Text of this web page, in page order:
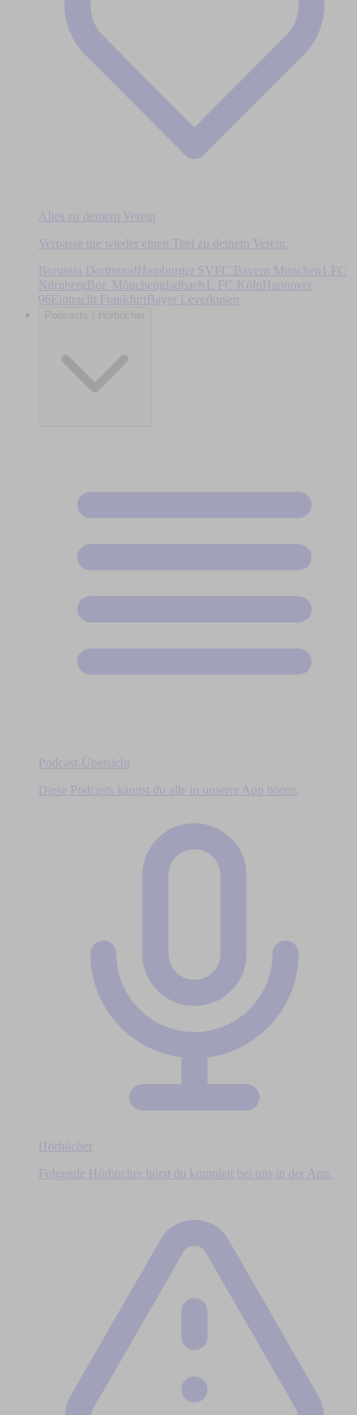
Alles zu deinem Verein
Verpasse nie wieder einen Titel zu deinem Verein.
Borussia DortmundHamburger SV FC Bayern München
1.FC
Nürnberg Bor. Mönchengladbach 1. FC Köln
Hannover
96Eintracht Frankfurt Bayer Leverkusen
Podcasts / Hörbücher
Podcast-Übersicht
Diese Podcasts kannst du alle in unserer App hören.
Hörbücher
Folgende Hörbücher hörst du komplett bei uns in der App.